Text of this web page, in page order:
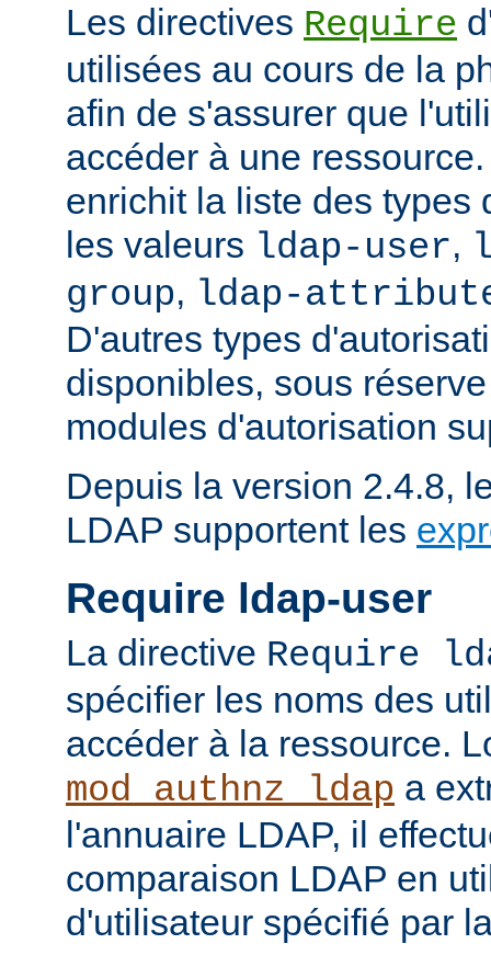
Les directives Require
utilisées au cours de la
afin de s'assurer que
accéder à une
enrichit la liste des types
les valeurs ldap-user,
group, ldap-
D'autres types
disponibles, sous
modules d'autorisation
Depuis la version 2.4.8,
LDAP supportent les
Require ldap-user
La directive Require
spécifier les noms des
accéder à la ressource.
mod_authnz_ldap a
l'annuaire LDAP, il
comparaison LDAP en
d'utilisateur spécifié par